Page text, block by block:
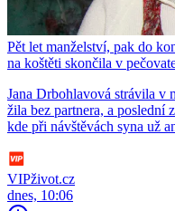
Pět let manželství, pak do
na koštěti skončila v
Jana Drbohlavová strávila v
žila bez partnera, a poslední
kde při návštěvách syna už
VIPživot.cz
dnes, 10:06